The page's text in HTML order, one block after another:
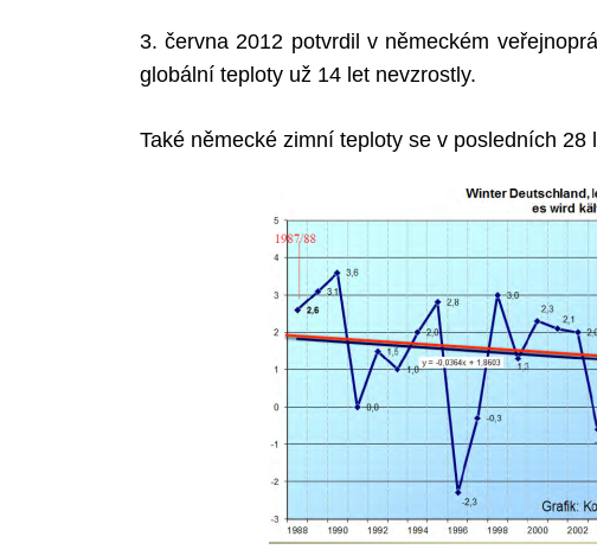
3. června 2012 potvrdil v německém
globální teploty už 14 let nevzrostly.
Také německé zimní teploty se v posledních 28